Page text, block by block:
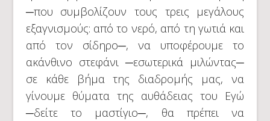
─που συμβολίζουν τους τρεις μεγάλους
εξαγνισμούς: από το νερό, από τη γωτιά και
από τον σίδηρο─, να υποφέρουμε το
ακάνθινο στεφάνι ─εσωτερικά μιλώντας─
σε κάθε βήμα της διαδρομής μας, να
γίνουμε θύματα της αυθάδειας του Εγώ
─δείτε το μαστίγιο─, θα πρέπει να